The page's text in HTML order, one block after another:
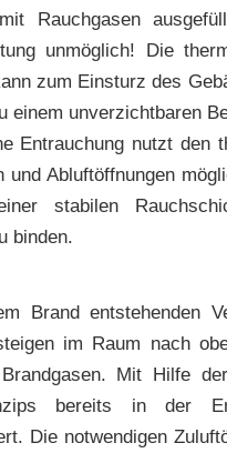
Rauchgasen
unmöglich! Die
zum Einsturz des
einem unverzichtbaren
Entrauchung nutzt den
und Abluftöffnungen
stabilen
binden.
Brand entstehenden
im Raum nach
Mit Hilfe
bereits in der
Die notwendigen